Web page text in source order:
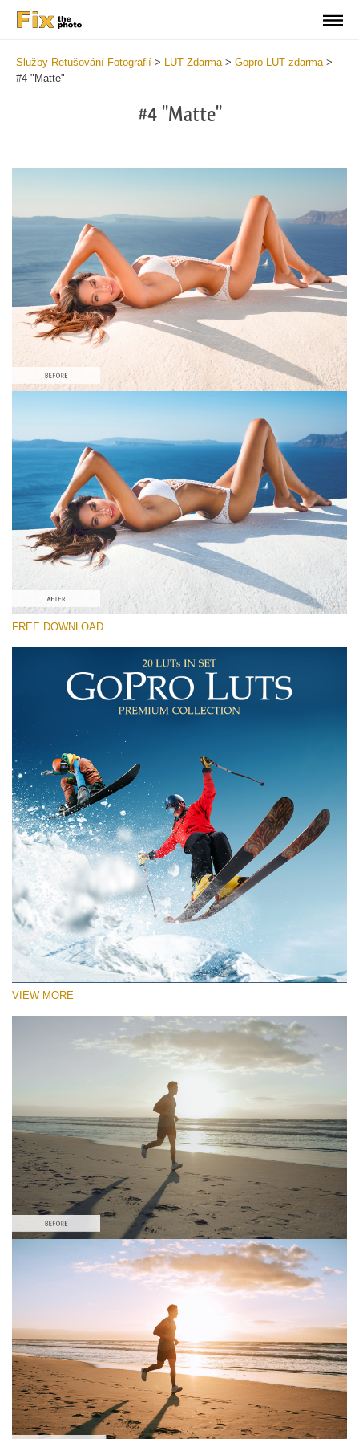
Služby Retušování Fotografií > LUT Zdarma> Gopro LUT zdarma>
#4 "Matte"
#4 "Matte"
Prosím vyberte
Premium GoPro LUTs
Must-Have Collection (160 LUTs)
Entire Collection (260 LUTs)
Stažení zdarma
FREE DOWNLOAD
VIEW MORE